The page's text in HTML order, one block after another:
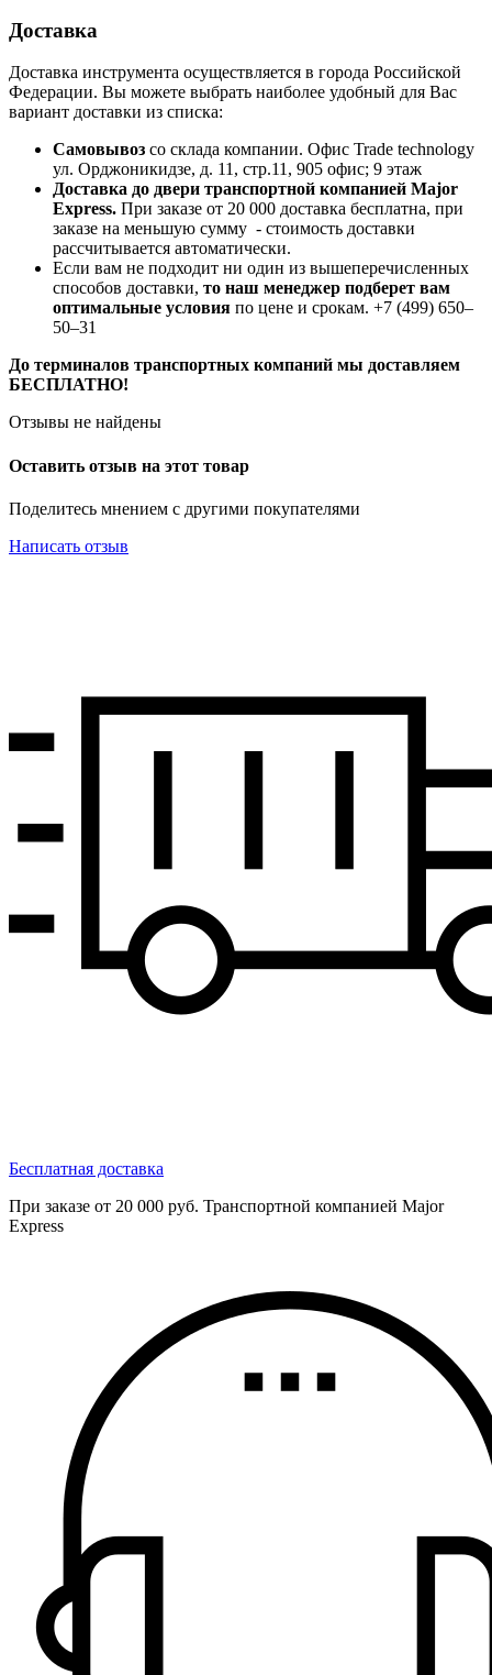
Доставка
Доставка инструмента осуществляется в города Российской
Федерации. Вы можете выбрать наиболее удобный для Вас
вариант доставки из списка:
Самовывоз со склада компании. Офис Trade technology
ул. Орджоникидзе, д. 11, стр.11, 905 офис; 9 этаж
Доставка до двери транспортной компанией Major
Express. При заказе от 20 000 доставка бесплатна, при
заказе на меньшую сумму - стоимость доставки
рассчитывается автоматически.
Если вам не подходит ни один из вышеперечисленных
способов доставки, то наш менеджер подберет вам
оптимальные условия по цене и срокам. +7 (499) 650‒
50‒31
До терминалов транспортных компаний мы доставляем
БЕСПЛАТНО!
Отзывы не найдены
Оставить отзыв на этот товар
Поделитесь мнением с другими покупателями
Написать отзыв
Бесплатная доставка
При заказе от 20 000 руб. Транспортной компанией Major
Express